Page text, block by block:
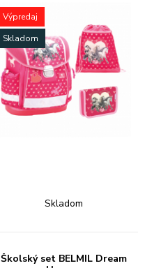
Výpredaj
Skladom
Skladom
Školský set BELMIL Dream